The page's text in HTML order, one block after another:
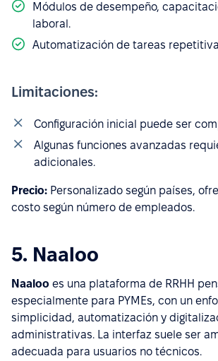
Módulos de desempeño,
laboral.
Automatización de tareas
Limitaciones:
Configuración inicial puede ser
Algunas funciones avanzadas
adicionales.
Precio: Personalizado según países,
costo según número de empleados.
5. Naaloo
Naaloo es una plataforma de RRHH
especialmente para PYMEs, con un
simplicidad, automatización y
administrativas. La interfaz suele ser
adecuada para usuarios no técnicos.